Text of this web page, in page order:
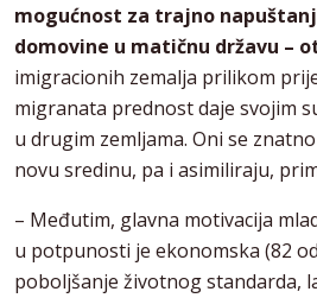
mogućnost za trajno
domovine u matičnu državu –
imigracionih zemalja prilikom
migranata prednost daje svojim
u drugim zemljama. Oni se
novu sredinu, pa i asimiliraju,
– Međutim, glavna motivacija
u potpunosti je ekonomska (82
poboljšanje životnog standarda,